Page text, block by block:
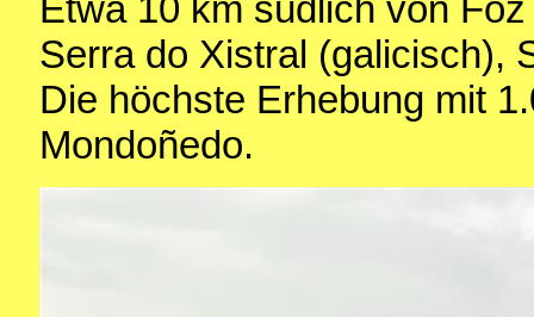
Serra do Xistral (galicisch),
Die höchste Erhebung mit
Mondoñedo.